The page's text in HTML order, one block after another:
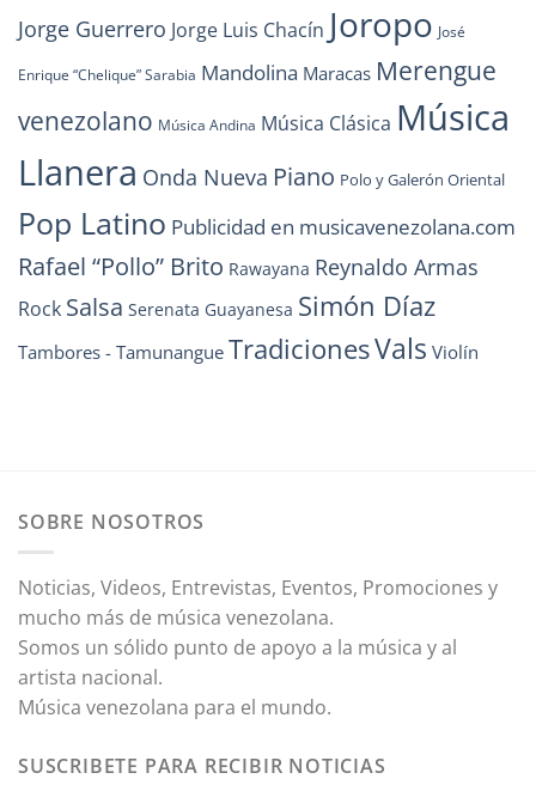
Jorge Guerrero Jorge Luis Chacín Joropo José
Enrique “Chelique” Sarabia Mandolina Maracas Merengue
venezolano Música Andina Música Clásica Música
Llanera Onda Nueva Piano Polo y Galerón Oriental
Pop Latino Publicidad en musicavenezolana.com
Rafael “Pollo” Brito Rawayana Reynaldo Armas
Rock Salsa Serenata Guayanesa Simón Díaz
Tambores - Tamunangue TradicionesVals Violín
SOBRE NOSOTROS
Noticias, Videos, Entrevistas, Eventos, Promociones y
mucho más de música venezolana.
Somos un sólido punto de apoyo a la música y al
artista nacional.
Música venezolana para el mundo.
SUSCRIBETE PARA RECIBIR NOTICIAS